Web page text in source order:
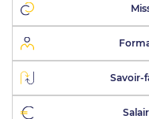
Savoir-